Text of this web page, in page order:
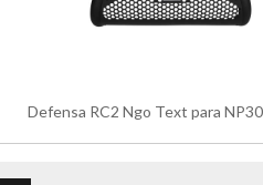
Defensa RC2 Ngo Text para